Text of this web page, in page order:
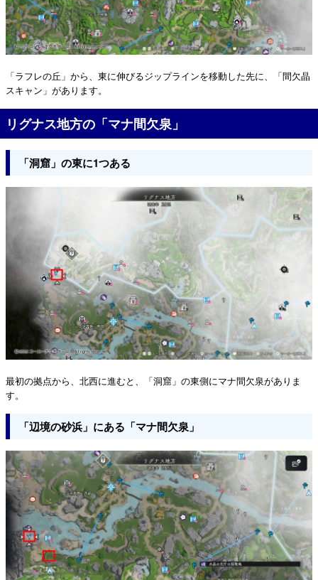
「ラフレの丘」から、東に伸びるジップラインを移動した先に、「間欠晶
スキャン」があります。
リグナス地方の「マナ間欠泉」
「洞窟」の東に1つある
最初の拠点から、北西に進むと、「洞窟」の東側にマナ間欠泉がありま
す。
「辺境の砂浜」にある「マナ間欠泉」